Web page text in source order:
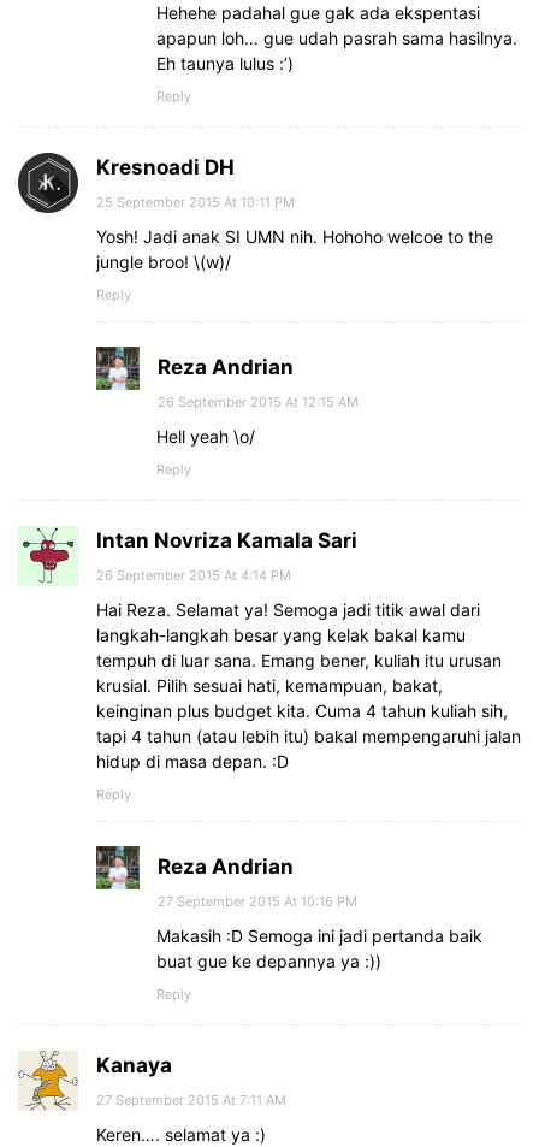
Hehehe padahal gue gak ada ekspentasi
apapun loh… gue udah pasrah sama hasilnya.
Eh taunya lulus :’)
Reply
Kresnoadi DH
25 September 2015 At 10:11 PM
Yosh! Jadi anak SI UMN nih. Hohoho welcoe to the
jungle broo! \(w)/
Reply
Reza Andrian
26 September 2015 At 12:15 AM
Hell yeah \o/
Reply
Intan Novriza Kamala Sari
26 September 2015 At 4:14 PM
Hai Reza. Selamat ya! Semoga jadi titik awal dari
langkah-langkah besar yang kelak bakal kamu
tempuh di luar sana. Emang bener, kuliah itu urusan
krusial. Pilih sesuai hati, kemampuan, bakat,
keinginan plus budget kita. Cuma 4 tahun kuliah sih,
tapi 4 tahun (atau lebih itu) bakal mempengaruhi jalan
hidup di masa depan. :D
Reply
Reza Andrian
27 September 2015 At 10:16 PM
Makasih :D Semoga ini jadi pertanda baik
buat gue ke depannya ya :))
Reply
Kanaya
27 September 2015 At 7:11 AM
Keren…. selamat ya :)